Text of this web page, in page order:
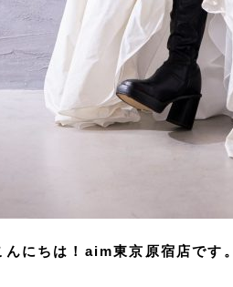
んにちは！aim東京原宿店です。